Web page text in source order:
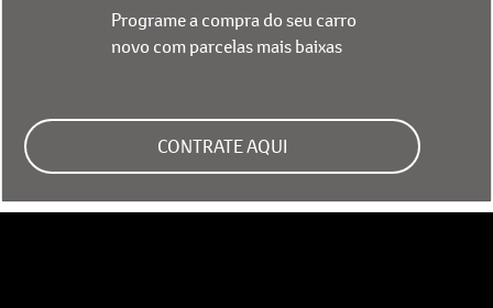
novo com parcelas mais baixas